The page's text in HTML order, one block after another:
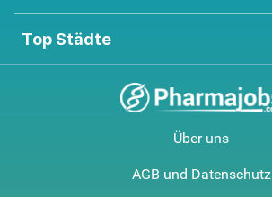
Top Städte
Über uns
AGB und Datenschutz